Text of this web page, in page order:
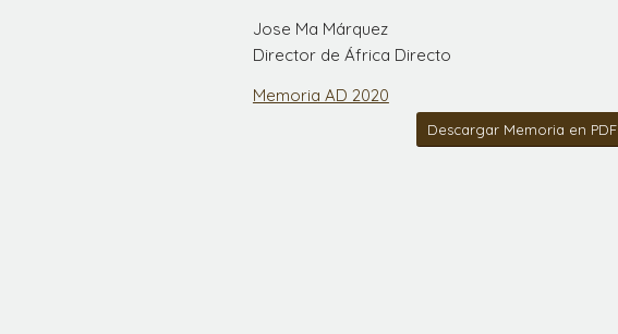
Jose Ma Márquez
Director de África Directo
Memoria AD 2020
Descargar Memoria en PDF